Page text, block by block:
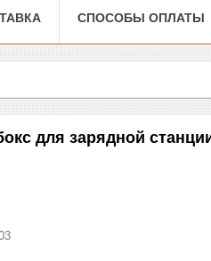
СПОСОБЫ ОПЛАТЫ
для зарядной